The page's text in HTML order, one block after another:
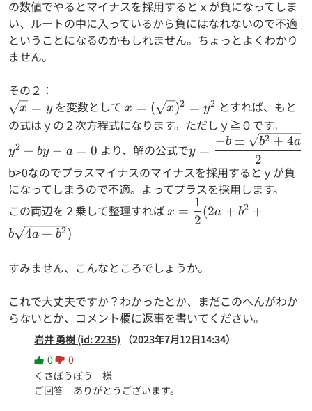
の数値でやるとマイナスを採用するとｘが負になってしま
い、ルートの中に入っているから負にはなれないので不適
ということになるのかもしれません。ちょっとよくわかり
ません。
その２：
\sqrt{x}=y
x = yを変数としてx=
(\sqrt{x})^2=y^2
x = ( x)2 = y2 とすれば、もと
の式はｙの２次方程式になります。ただしｙ≧０です。
y^2+by-
a=0
y2 + by − a = 0 より、解の公式で
y=\dfrac{-
{2}
y =
2
−b ± b2 + 4a
b>0なのでプラスマイナスのマイナスを採用するとｙが負
になってしまうので不適。よってプラスを採用します。
この両辺を２乗して整理すれば
x=\dfrac{1}{2}
x =
2
1
(2a + b2 +
b 4a + b2)
すみません、こんなところでしょうか。
これで大丈夫ですか？わかったとか、まだこのへんがわか
らないとか、コメント欄に返事を書いてください。
岩井 勇樹 (id: 2235)
（2023年7月12日14:34）
0
0
くさぼうぼう　様
ご回答　ありがとうございます。